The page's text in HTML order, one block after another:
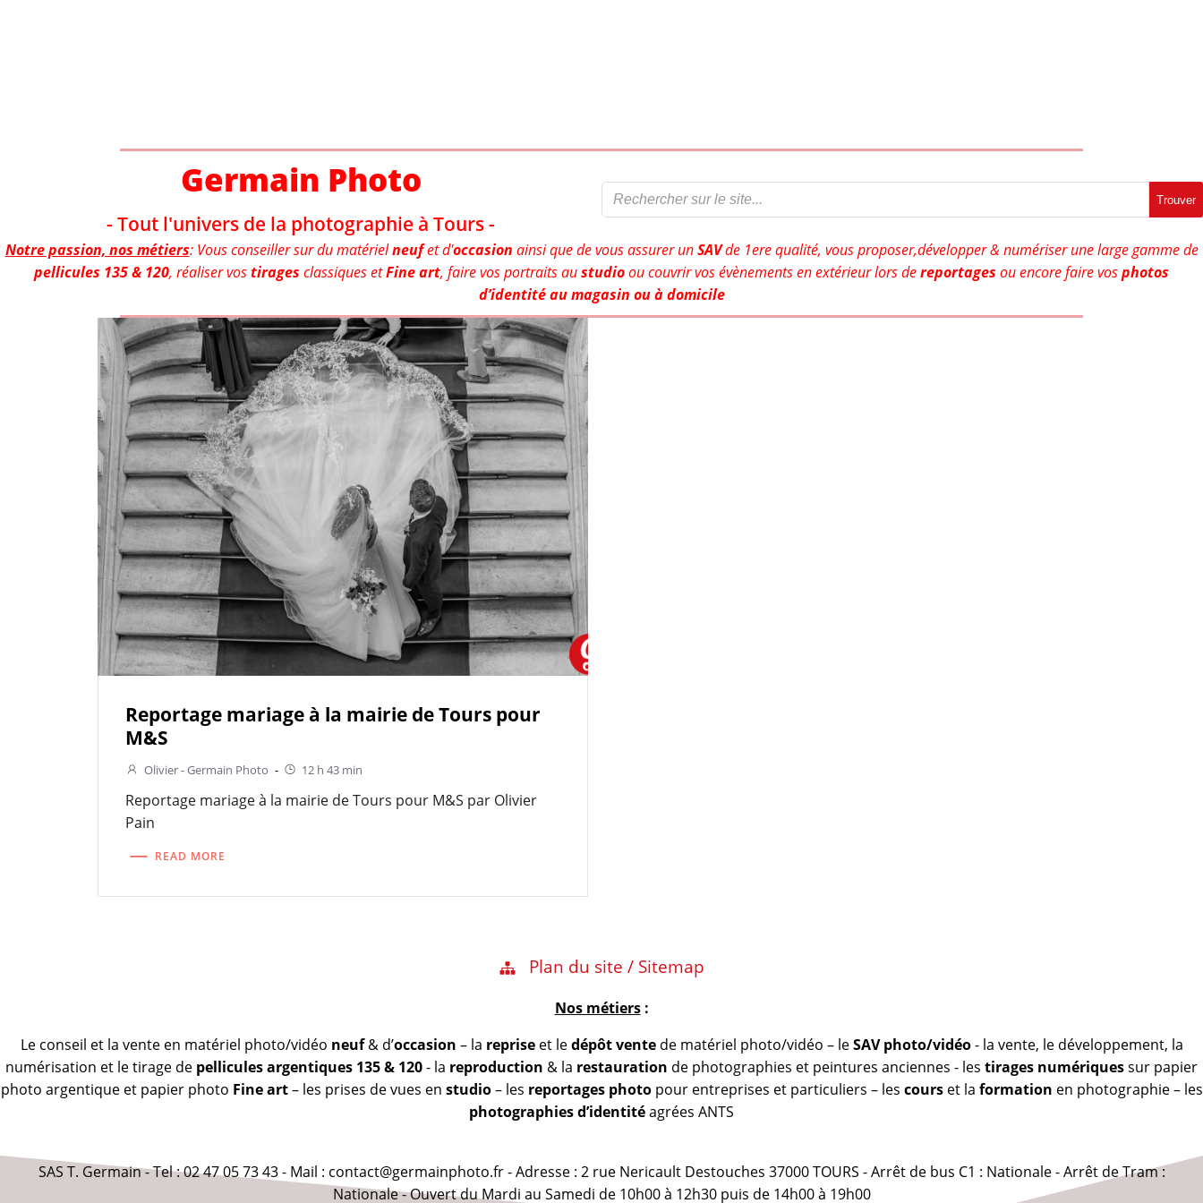
Germain Photo
- Tout l'univers de la photographie à Tours -
Trouver
Notre passion, nos métiers: Vous conseiller sur du matérielneuf et d'occasion ainsi que de vous assurer unSAVde 1ere qualité, vous proposer,développer & numériser une large gamme de
pellicules 135 & 120, réaliser vostirages classiques etFine art, faire vos portraits austudioou couvrir vos évènements en extérieur lors dereportages ou encore faire vosphotos
d’identité au magasin ou à domicile
Reportage mariage à la mairie de Tours pour
M&S
Olivier - Germain Photo - 12 h 43 min
Reportage mariage à la mairie de Tours pour M&S par Olivier
Pain
READ MORE
Plan du site / Sitemap
Nos métiers:
Le conseil et la vente en matériel photo/vidéo neuf& d’occasion – la repriseet ledépôt ventede matériel photo/vidéo – leSAV photo/vidéo- la vente, le développement, la
numérisation et le tirage de pellicules argentiques 135 & 120- la reproduction & la restauration de photographies et peintures anciennes - les tirages numériquessur papier
photo argentique et papier photo Fine art– les prises de vues en studio– les reportages photopour entreprises et particuliers – les courset la formation en photographie – les
photographies d’identitéagrées ANTS
SAS T. Germain - Tel : 02 47 05 73 43 - Mail : contact@germainphoto.fr - Adresse : 2 rue Nericault Destouches 37000 TOURS - Arrêt de bus C1 : Nationale - Arrêt de Tram :
Nationale - Ouvert du Mardi au Samedi de 10h00 à 12h30 puis de 14h00 à 19h00